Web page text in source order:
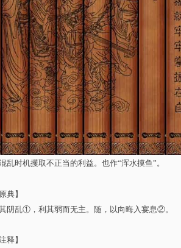
乱时机攫取不正当的利益。也作“浑水摸鱼”。
】
乱①，利其弱而无主。随，以向晦入宴息②。
】